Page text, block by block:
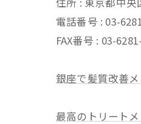
電話番号 : 03-
FAX番号 : 03-
銀座で髪質改善
最高のトリート